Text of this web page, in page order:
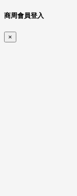
商周會員登入
×